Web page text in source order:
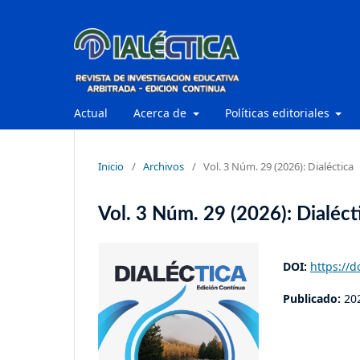
Actual Acerca de Políticas editoriales
Inicio / Archivos / Vol. 3 Núm. 29 (2026): Dialéctica
Vol. 3 Núm. 29 (2026):
DOI: https://
Publicado: